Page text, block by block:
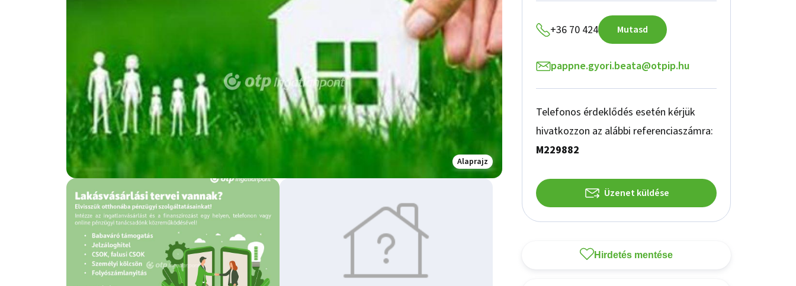
Alaprajz
+36 70 424 Mutasd
pappne.gyori.beata@otpip.hu
Telefonos érdeklődés esetén kérjük
hivatkozzon az alábbi referenciaszámra:
M229882
Üzenet küldése
Hirdetés mentése